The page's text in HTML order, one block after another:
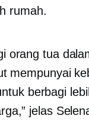
rumah.
orang tua
mempunyai
berbagi
jelas